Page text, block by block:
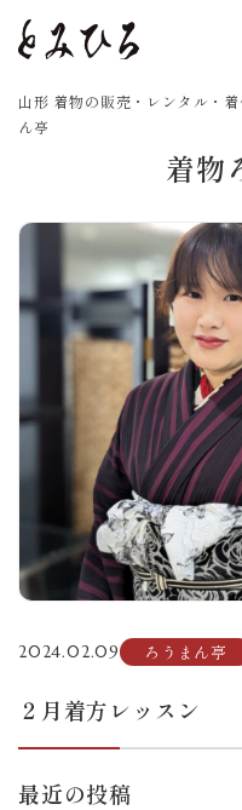
山形 着物の販売・レンタル・
ん亭
着物
2024.02.09 ろうまん亭
２月着方レッスン
最近の投稿